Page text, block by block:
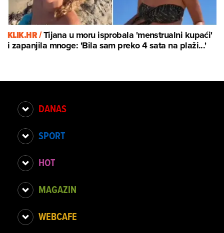
KLIK.HR /Tijana u moru isprobala 'menstrualni kupaći'
i zapanjila mnoge: 'Bila sam preko 4 sata na plaži...'
DANAS
SPORT
HOT
MAGAZIN
WEBCAFE